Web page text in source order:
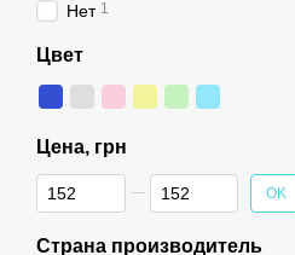
Нет 1
Цвет
Цена, грн
От Цена, грн
До Цена, грн OK
Страна производитель